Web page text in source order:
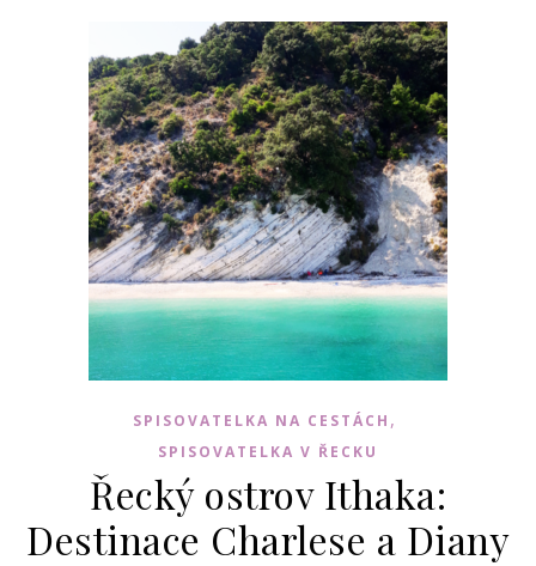
SPISOVATELKA NA CESTÁCH ,
SPISOVATELKA V ŘECKU
Řecký ostrov Ithaka:
Destinace Charlese a Diany